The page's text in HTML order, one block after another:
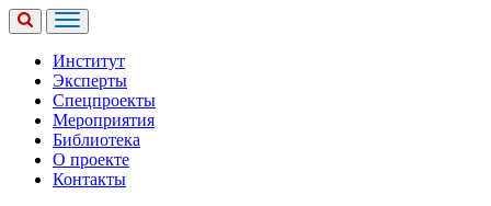
Институт
Эксперты
Спецпроекты
Мероприятия
Библиотека
О проекте
Контакты